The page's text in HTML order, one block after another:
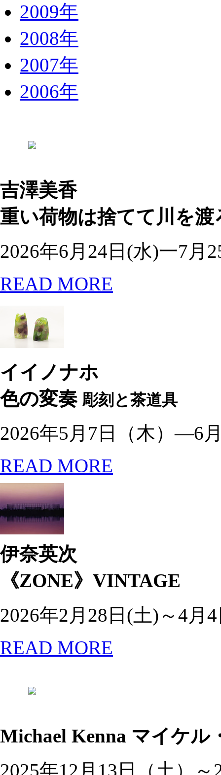
2009年
2008年
2007年
2006年
吉澤美香
重い荷物は捨てて川を渡
2026年6月24日(水)一7月
READ MORE
イイノナホ
色の変奏 彫刻と茶道具
2026年5月7日（木）—6
READ MORE
伊奈英次
《ZONE》VINTAGE
2026年2月28日(土)～4月
READ MORE
Michael Kenna マイケル
2025年12月13日（土）